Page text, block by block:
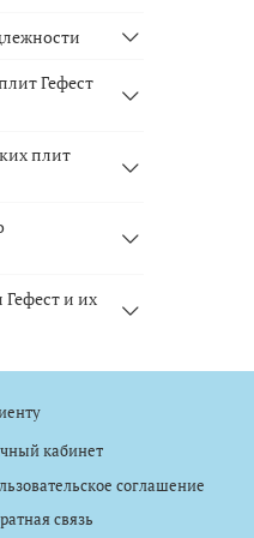
Гефест
плит
и их
кабинет
соглашение
связь